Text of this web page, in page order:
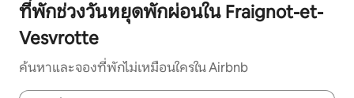
ที่พักช่วงวันหยุดพักผ่อนใน Fraignot-et-
Vesvrotte
ค้นหาและจองที่พักไม่เหมือนใครใน Airbnb